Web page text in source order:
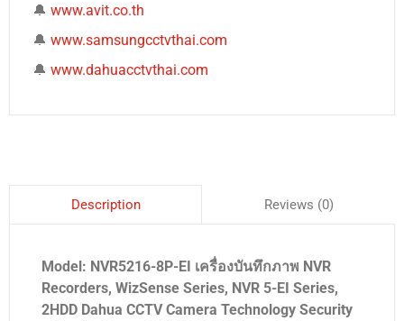
🔔 www.avit.co.th
🔔 www.samsungcctvthai.com
🔔 www.dahuacctvthai.com
Description Reviews (0)
Model: NVR5216-8P-EI เครื่องบันทึกภาพ NVR
Recorders, WizSense Series, NVR 5-EI Series,
2HDD Dahua CCTV Camera Technology Security